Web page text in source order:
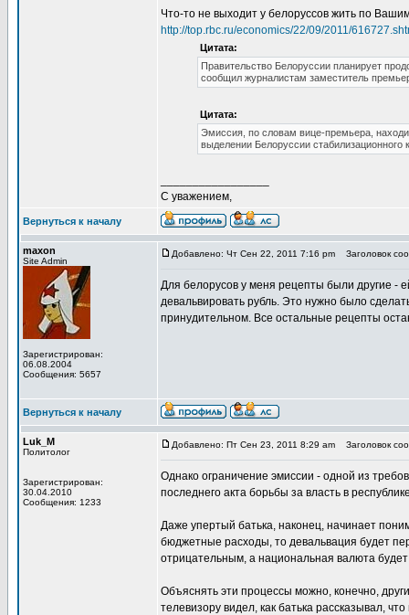
Что-то не выходит у белоруссов жить по
http://top.rbc.ru/economics/22/09/2011/
Цитата:
Правительство Белоруссии планирует
сообщил журналистам заместитель
Цитата:
Эмиссия, по словам вице-премьера,
выделении Белоруссии стабилизационного
С уважением,
Вернуться к началу
maxon
Site Admin
Зарегистрирован:
06.08.2004
Сообщения: 5657
Добавлено: Чт Сен 22, 2011 7:16 pm Заголовок
Для белорусов у меня рецепты были другие -
девальвировать рубль. Это нужно было
принудительном. Все остальные рецепты
Вернуться к началу
Luk_M
Политолог
Зарегистрирован:
30.04.2010
Сообщения: 1233
Добавлено: Пт Сен 23, 2011 8:29 am Заголовок
Однако ограничение эмиссии - одной из
последнего акта борьбы за власть в
Даже упертый батька, наконец, начинает
бюджетные расходы, то девальвация будет
отрицательным, а национальная валюта
Объяснять эти процессы можно, конечно,
телевизору видел, как батька рассказывал,